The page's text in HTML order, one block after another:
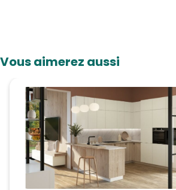
Vous aimerez aussi